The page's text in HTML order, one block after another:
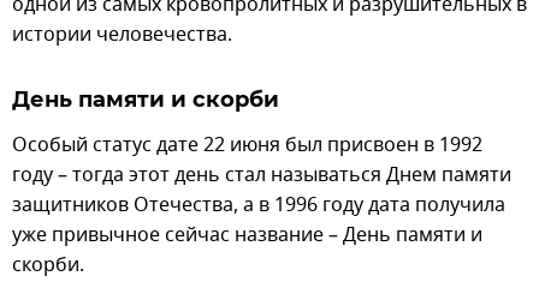
истории человечества.
День памяти и скорби
Особый статус дате 22 июня был присвоен в 1992
году – тогда этот день стал называться Днем памяти
защитников Отечества, а в 1996 году дата получила
уже привычное сейчас название – День памяти и
скорби.